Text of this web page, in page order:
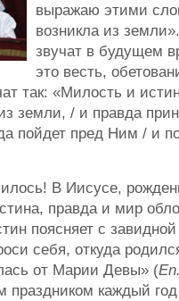
выражаю этими
возникла из
звучат в будущем
это весть,
так: «Милость и
земли, / и правда
пойдет пред Ним / и
В Иисусе,
правда и мир
поясняет с
себя, откуда
от Марии Девы» (
праздником каждый